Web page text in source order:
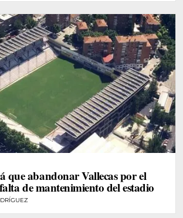
que abandonar Vallecas por el
de mantenimiento del estadio